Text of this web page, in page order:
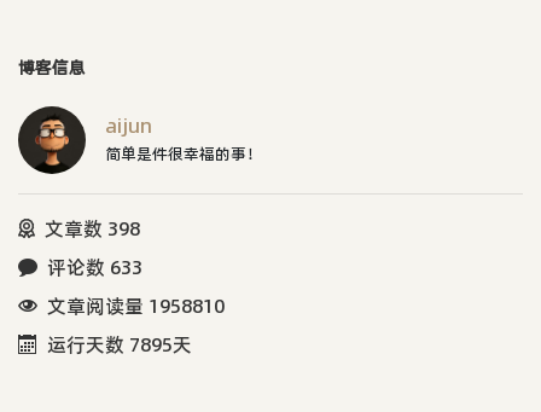
博客信息
aijun
简单是件很幸福的事！
文章数 398
评论数 633
文章阅读量 1958810
运行天数 7895天